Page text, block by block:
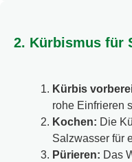
2. Kürbismus für
Kürbis
rohe Einfrieren
Kochen: Die
Salzwasser für
Pürieren: Das